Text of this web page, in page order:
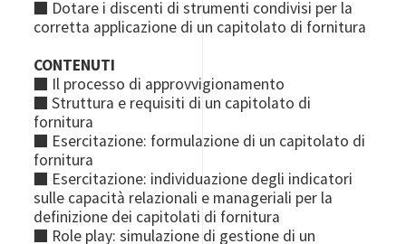
■ Dotare i discenti di strumenti condivisi per la
corretta applicazione di un capitolato di fornitura
CONTENUTI
■ Il processo di approvvigionamento
■ Struttura e requisiti di un capitolato di
fornitura
■ Esercitazione: formulazione di un capitolato di
fornitura
■ Esercitazione: individuazione degli indicatori
sulle capacità relazionali e manageriali per la
definizione dei capitolati di fornitura
■ Role play: simulazione di gestione di un